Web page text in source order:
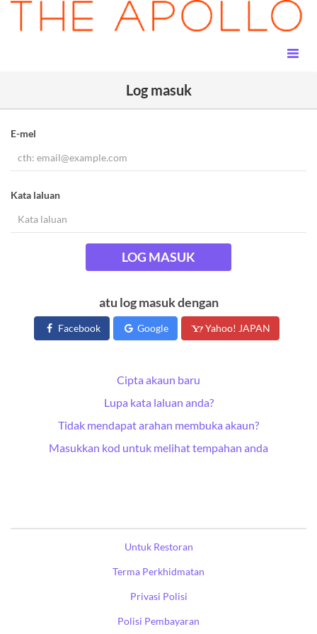
Log masuk
E-mel
Kata laluan
LOG MASUK
atu log masuk dengan
Facebook Google Yahoo! JAPAN
Cipta akaun baru
Lupa kata laluan anda?
Tidak mendapat arahan membuka akaun?
Masukkan kod untuk melihat tempahan anda
Untuk Restoran
Terma Perkhidmatan
Privasi Polisi
Polisi Pembayaran